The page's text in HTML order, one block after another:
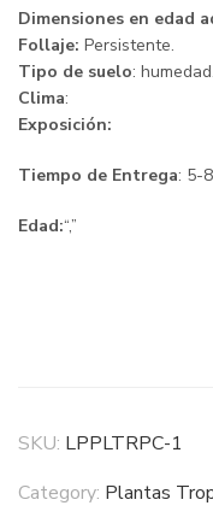
Dimensiones en edad
Follaje: Persistente.
Tipo de suelo: humedad.
Clima:
Exposición:
Tiempo de Entrega: 5-
Edad:“,”
SKU: LPPLTRPC-1
Category: Plantas